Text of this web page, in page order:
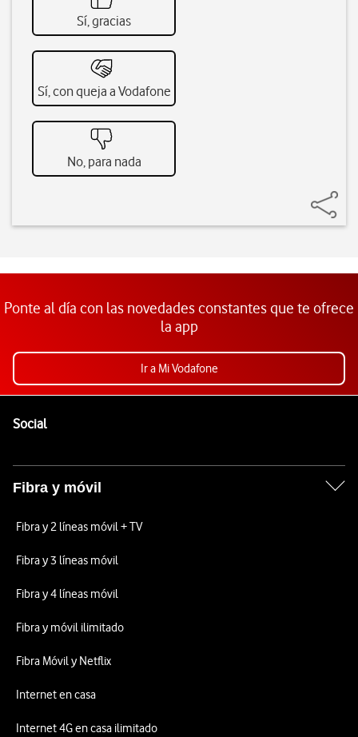
Sí, gracias
Sí, con queja a Vodafone
No, para nada
Ponte al día con las novedades constantes que te ofrece
la app
Ir a Mi Vodafone
SocialEnlaces a las redes sociales de Vodafone
Fibra y móvil
Fibra y 2 líneas móvil + TV
Fibra y 3 líneas móvil
Fibra y 4 líneas móvil
Fibra y móvil ilimitado
Fibra Móvil y Netflix
Internet en casa
Internet 4G en casa ilimitado